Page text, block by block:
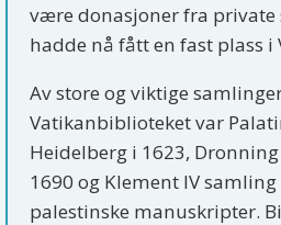
være donasjoner fra private
hadde nå fått en fast plass
Av store og viktige
Vatikanbiblioteket var
Heidelberg i 1623,
1690 og Klement IV samling
palestinske manuskripter.